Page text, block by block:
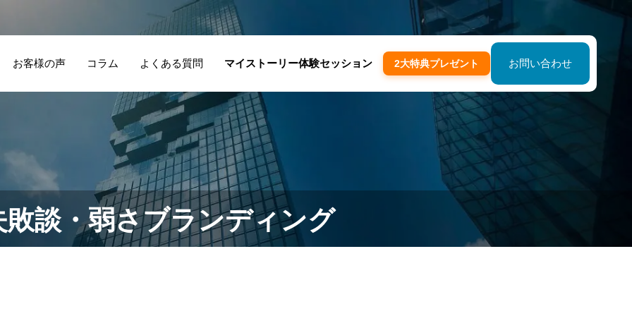
お客様の声 コラム よくある質問 マイストーリー体験セッション 2大特典プレゼント お問い合わせ
敗談・弱さブランディング